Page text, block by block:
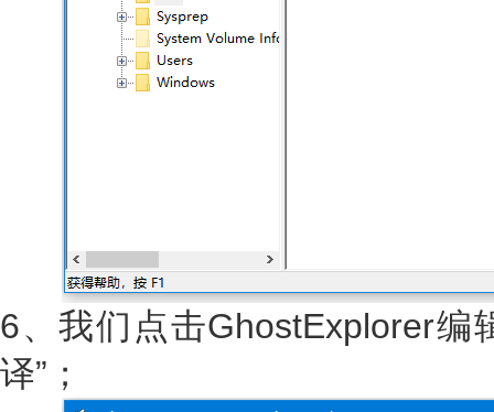
6、我们点击GhostExplorer编
译”；